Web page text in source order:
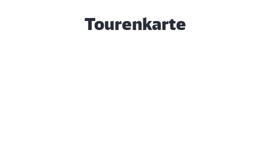
Tourenkarte